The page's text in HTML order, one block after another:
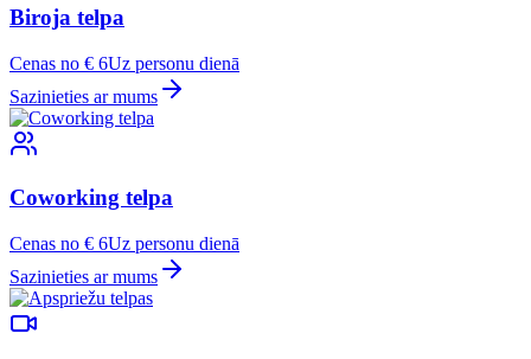
Biroja telpa
Cenas no € 6Uz personu dienā
Sazinieties ar mums
Coworking telpa
Cenas no € 6Uz personu dienā
Sazinieties ar mums